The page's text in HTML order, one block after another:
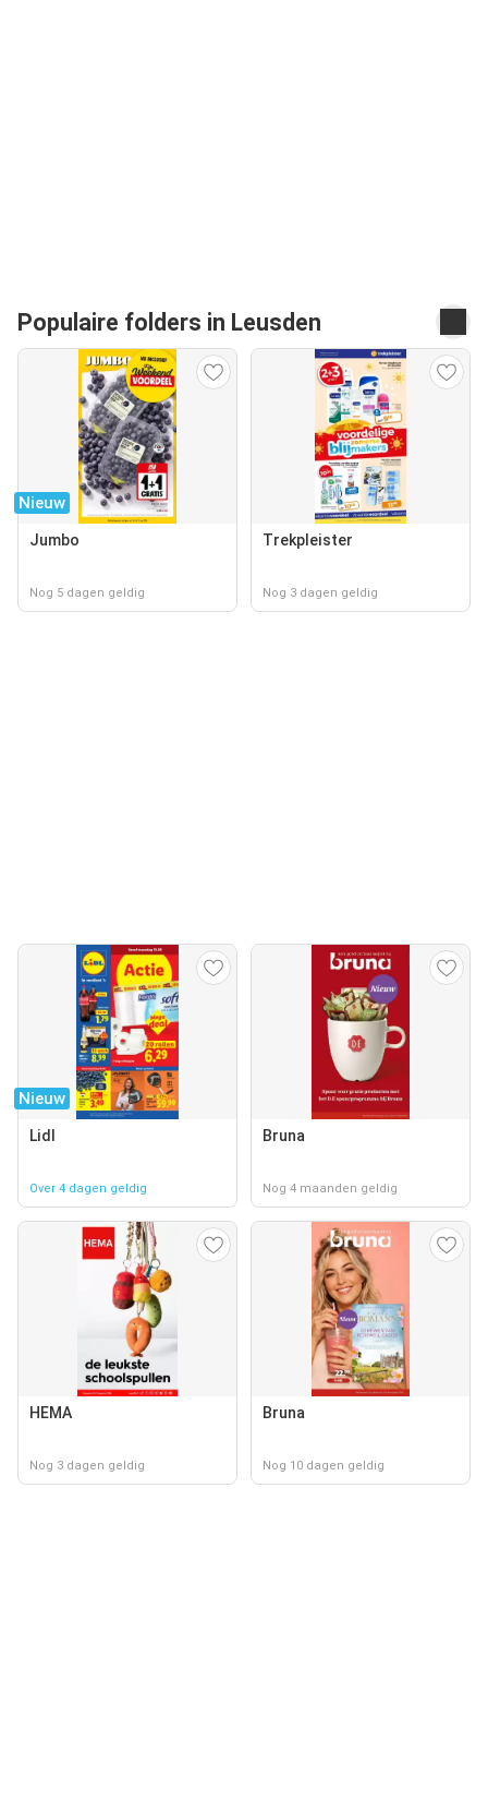
Populaire folders in Leusden
Nieuw
Jumbo
Nog 5 dagen geldig
Trekpleister
Nog 3 dagen geldig
Nieuw
Lidl
Over 4 dagen geldig
Bruna
Nog 4 maanden geldig
HEMA
Nog 3 dagen geldig
Bruna
Nog 10 dagen geldig